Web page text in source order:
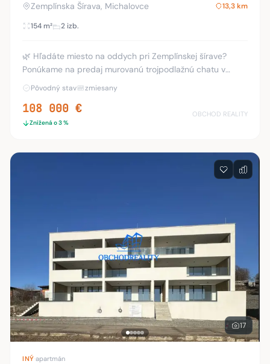
Zemplínska Šírava, Michalovce 13,3 km
154 m² 2 izb.
🌿 Hľadáte miesto na oddych pri Zemplínskej šírave?
Ponúkame na predaj murovanú trojpodlažnú chatu v
obľúbenej lokalite Zemplínska šírava – Kaluža, s výbornou
dostupnosťou len 12 km od Michaloviec 👌
Pôvodný stav zmiesany
108 000 €
Znížená o 3 %
OBCHOD REALITY
17
INÝ apartmán